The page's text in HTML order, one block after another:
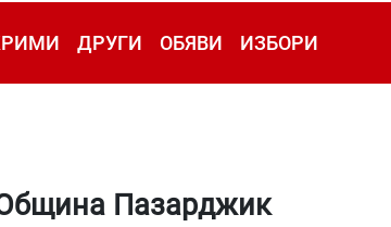
ДРУГИ ОБЯВИ ИЗБОРИ
Пазарджик